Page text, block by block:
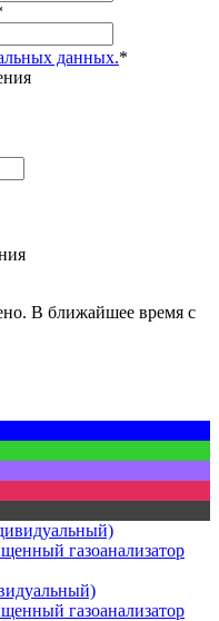
данных.*
В ближайшее время с
газоанализатор